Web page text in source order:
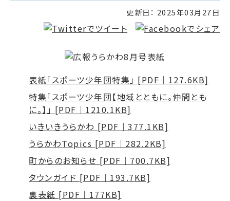
更新日： 2025年03月27日
表紙「スポーツ少年団特集」 [PDF｜127.6KB]
特集「スポーツ少年団【地域とともに。仲間とも
に。】」 [PDF｜1210.1KB]
いきいきうらかわ [PDF｜377.1KB]
うらかわTopics [PDF｜282.2KB]
町からのお知らせ [PDF｜700.7KB]
タウンガイド [PDF｜193.7KB]
裏表紙 [PDF｜177KB]